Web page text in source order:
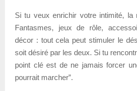
Si tu veux enrichir votre intimité, la
Fantasmes, jeux de rôle,
décor : tout cela peut stimuler le
soit désiré par les deux. Si tu
point clé est de ne jamais forcer
pourrait marcher”.